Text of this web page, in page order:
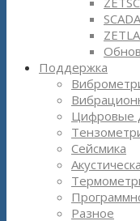
Поддержка
Цифровые
Сейсмика
Разное